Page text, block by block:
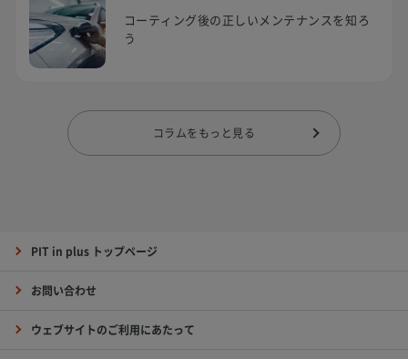
コーティング後の正しいメンテナンスを知ろ
う
コラムをもっと見る
PIT in plus トップページ
お問い合わせ
ウェブサイトのご利用にあたって